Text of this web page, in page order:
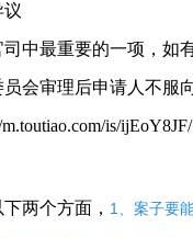
议
中最重要的一项，如
员会审理后申请人不
is/ijEoY8JF/
两个方面， 1、案子要